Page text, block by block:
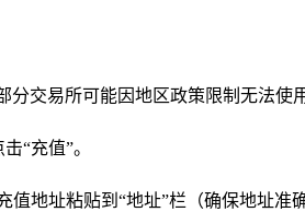
交易所可能因地区政策限制无法使
“充值”。
值地址粘贴到“地址”栏（确保地址